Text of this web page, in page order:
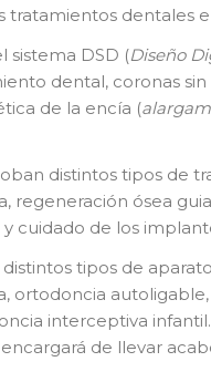
tratamientos dentales
sistema DSD (Diseño
dental, coronas
de la encía (
distintos tipos de
regeneración ósea
cuidado de los
tipos de
ortodoncia autoligable,
interceptiva
de llevar